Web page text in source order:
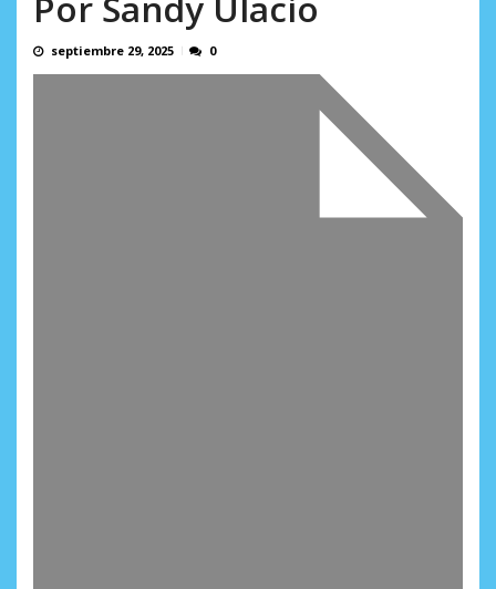
septiembre 29, 2025 0